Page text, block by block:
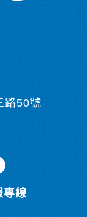
路50號
專線